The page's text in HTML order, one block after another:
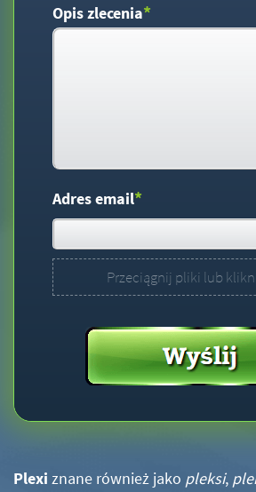
Opis zlecenia*
Adres email*
Przeciągnij pliki lub
Plexi znane również jako pleksi,